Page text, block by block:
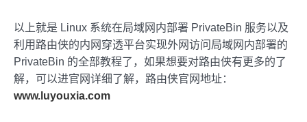
以上就是 Linux 系统在局域网内部署 PrivateBin 服务以及
利用路由侠的内网穿透平台实现外网访问局域网内部署的
PrivateBin 的全部教程了，如果想要对路由侠有更多的了
解，可以进官网详细了解，路由侠官网地址：
www.luyouxia.com